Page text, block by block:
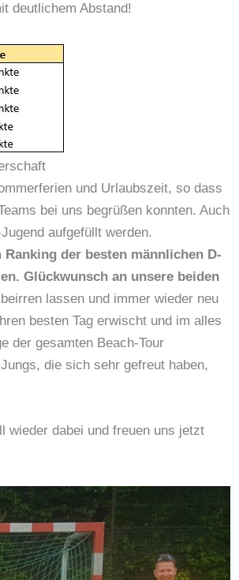
deutlichem Abstand!
und Urlaubszeit, so dass
bei uns begrüßen konnten. Auch
aufgefüllt werden.
der besten männlichen D-
Glückwunsch an unsere beiden
lassen und immer wieder neu
besten Tag erwischt und im alles
der gesamten Beach-Tour
die sich sehr gefreut haben,
wieder dabei und freuen uns jetzt